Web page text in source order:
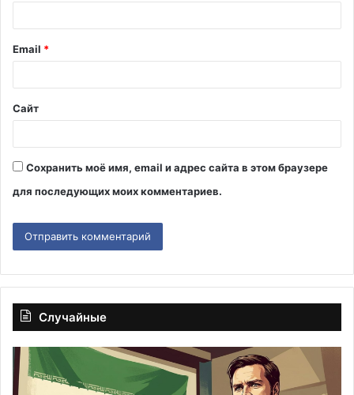
й
*
Email *
Сайт
Сохранить моё имя, email и адрес сайта в этом браузере
для последующих моих комментариев.
Случайные
Вэнс
утверждает,
что